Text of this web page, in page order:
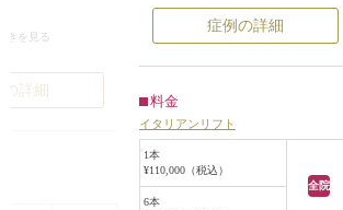
、それなりに変わ
たことが家族や友
で、なおかつ、効
きを見る
詳細
どのたるみも気になりますが、首と
の境目が無いかんじでたるんでいる
のが1番気になります。
た既往がありますが、レーザーでは
あまり効果実感がなかったそうで、
今回、溶ける糸でリフトアップをす
るイタリアンリフトを希望されまし
た。
症例の詳細
料金
イタリアンリフト
1本
¥110,000（税込）
全院
6本